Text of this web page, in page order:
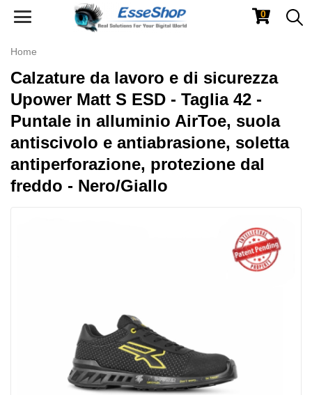
Toggle
0
Home
Calzature da lavoro e di sicurezza
Upower Matt S ESD - Taglia 42 -
Puntale in alluminio AirToe, suola
antiscivolo e antiabrasione, soletta
antiperforazione, protezione dal
freddo - Nero/Giallo